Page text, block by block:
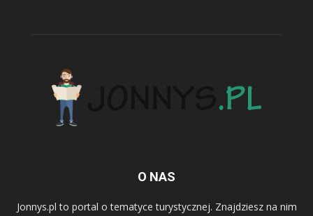
O NAS
Jonnys.pl to portal o tematyce turystycznej. Znajdziesz na nim